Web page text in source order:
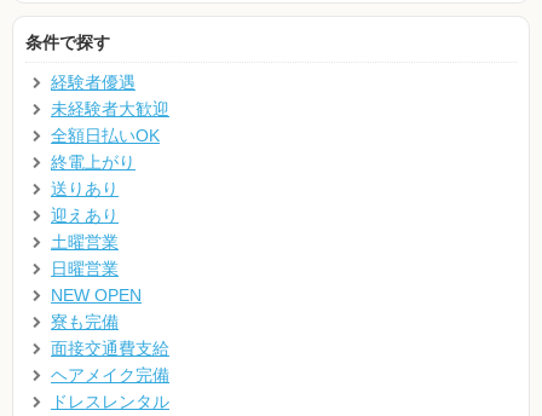
条件で探す
経験者優遇
未経験者大歓迎
全額日払いOK
終電上がり
送りあり
迎えあり
土曜営業
日曜営業
NEW OPEN
寮も完備
面接交通費支給
ヘアメイク完備
ドレスレンタル